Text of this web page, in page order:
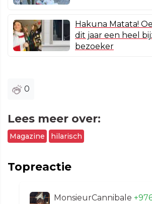
Hakuna Matata!
dit jaar een heel
bezoeker
0
Lees meer over:
Magazine hilarisch
Topreactie
MonsieurCannibale